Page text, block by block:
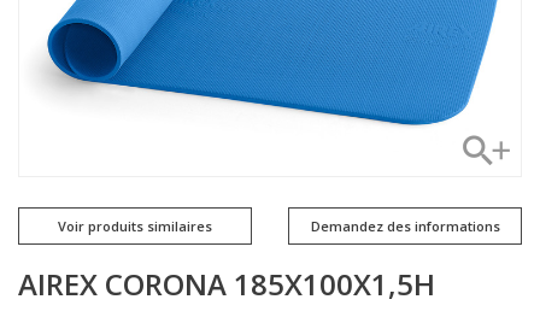
Voir produits similaires Demandez des informations
AIREX CORONA 185X100X1,5H